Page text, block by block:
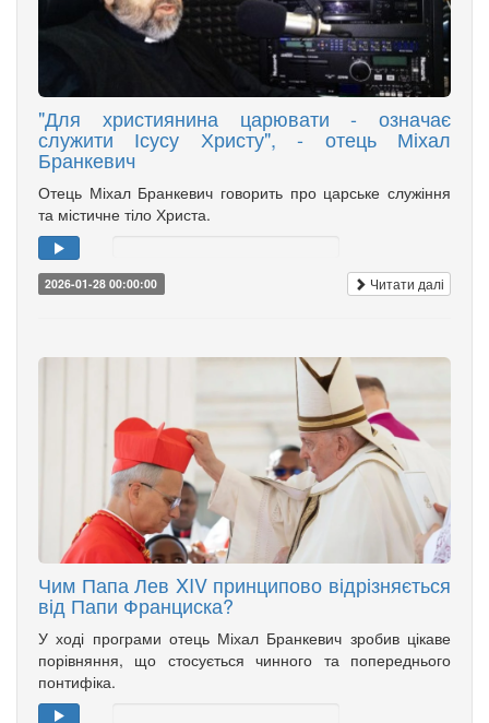
"Для християнина царювати - означає
служити Ісусу Христу", - отець Міхал
Бранкевич
Отець Міхал Бранкевич говорить про царське служіння
та містичне тіло Христа.
2026-01-28 00:00:00 Читати далі
Чим Папа Лев XIV принципово відрізняється
від Папи Франциска?
У ході програми отець Міхал Бранкевич зробив цікаве
порівняння, що стосується чинного та попереднього
понтифіка.